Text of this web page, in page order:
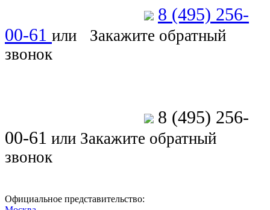
8 (495) 256-
00-61 или
Закажите обратный
звонок
8 (495) 256-
00-61 или Закажите обратный
звонок
Официальное представительство: